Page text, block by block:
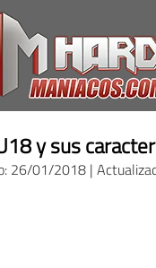
y sus
26/01/2018 |